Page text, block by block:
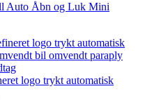
Auto Åbn og Luk Mini
logo trykt automatisk